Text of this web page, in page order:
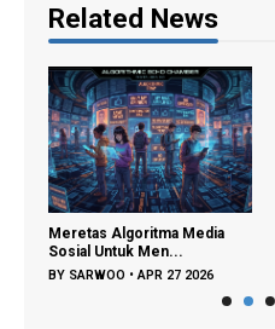
Related News
Meretas Algoritma Media
Sosial Untuk Men...
BY SARWOO •APR 27 2026